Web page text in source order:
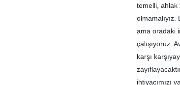
temelli, ahlak
ama oradaki
çalışıyoruz.
karşı
ihtiyacımızı